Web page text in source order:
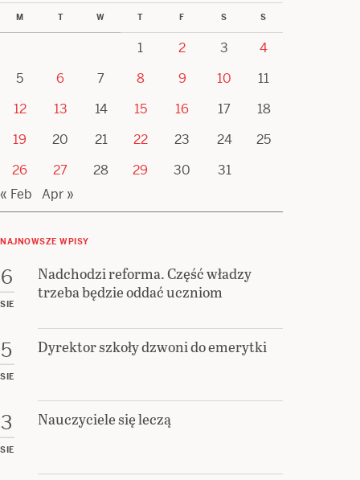
M T W T F S S
1 2 3
4
5
6 7 8 9 10
11
12
13 14 15 16 17
18
19
20 21 22 23 24
25
26
27 28 29 30
31
« Feb
Apr »
NAJNOWSZE WPISY
6
SIE
Nadchodzi reforma. Część władzy
trzeba będzie oddać uczniom
5
SIE
Dyrektor szkoły dzwoni do emerytki
3
SIE
Nauczyciele się leczą